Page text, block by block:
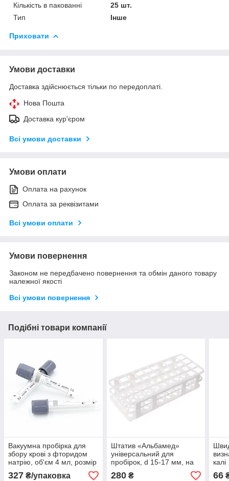
Кількість в пакованні
25 шт.
Тип
Інше
Приховати
Умови доставки
Доставка здійснюється тільки по передоплаті.
Нова Пошта
Доставка кур'єром
Всі умови доставки
Умови оплати
Оплата на рахунок
Оплата за реквізитами
Всі умови оплати
Умови повернення
Законом не передбачено повернення та обмін даного товару
належної якості
Всі умови повернення
Подібні товари компанії
Вакуумна пробірка для
збору крові з фторидом
натрію, об'єм 4 мл, розмір
13×75 мм
327 ₴/упаковка
Штатив «Альбамед»
універсальний для
пробірок, d 15-17 мм, на
60 місць
280₴
калі
66